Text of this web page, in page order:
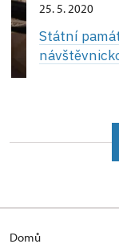
25. 5. 2020
Státní
Domů